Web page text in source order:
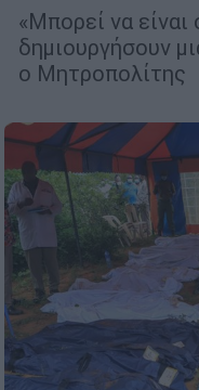
«Μπορεί να
δημιουργήσουν
ο Μητροπολίτης